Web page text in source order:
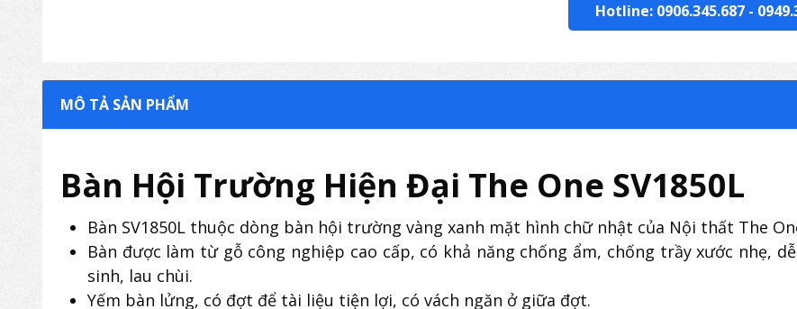
Hotline: 0906.345.687 -
MÔ TẢ SẢN PHẨM
Bàn Hội Trường Hiện Đại The One SV1850L
Bàn SV1850L thuộc dòng bàn hội trường vàng xanh mặt hình chữ nhật của Nội thất The
Bàn được làm từ gỗ công nghiệp cao cấp, có khả năng chống ẩm, chống trầy xước nhẹ,
sinh, lau chùi.
Yếm bàn lửng, có đợt để tài liệu tiện lợi, có vách ngăn ở giữa đợt.